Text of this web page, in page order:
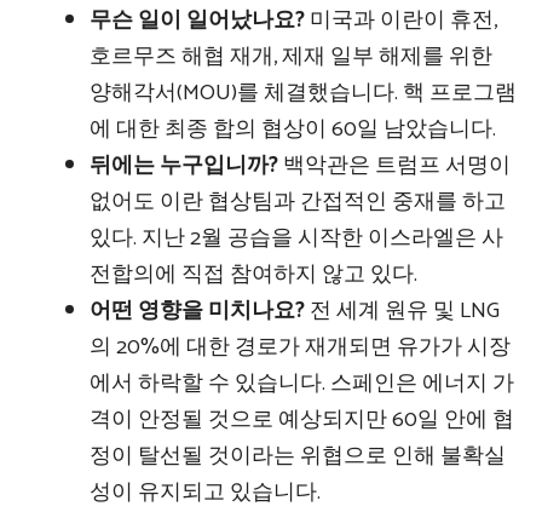
무슨 일이 일어났나요?미국과 이란이 휴전,
호르무즈 해협 재개, 제재 일부 해제를 위한
양해각서(MOU)를 체결했습니다. 핵 프로그램
에 대한 최종 합의 협상이 60일 남았습니다.
뒤에는 누구입니까?백악관은 트럼프 서명이
없어도 이란 협상팀과 간접적인 중재를 하고
있다. 지난 2월 공습을 시작한 이스라엘은 사
전합의에 직접 참여하지 않고 있다.
어떤 영향을 미치나요?전 세계 원유 및 LNG
의 20%에 대한 경로가 재개되면 유가가 시장
에서 하락할 수 있습니다. 스페인은 에너지 가
격이 안정될 것으로 예상되지만 60일 안에 협
정이 탈선될 것이라는 위협으로 인해 불확실
성이 유지되고 있습니다.